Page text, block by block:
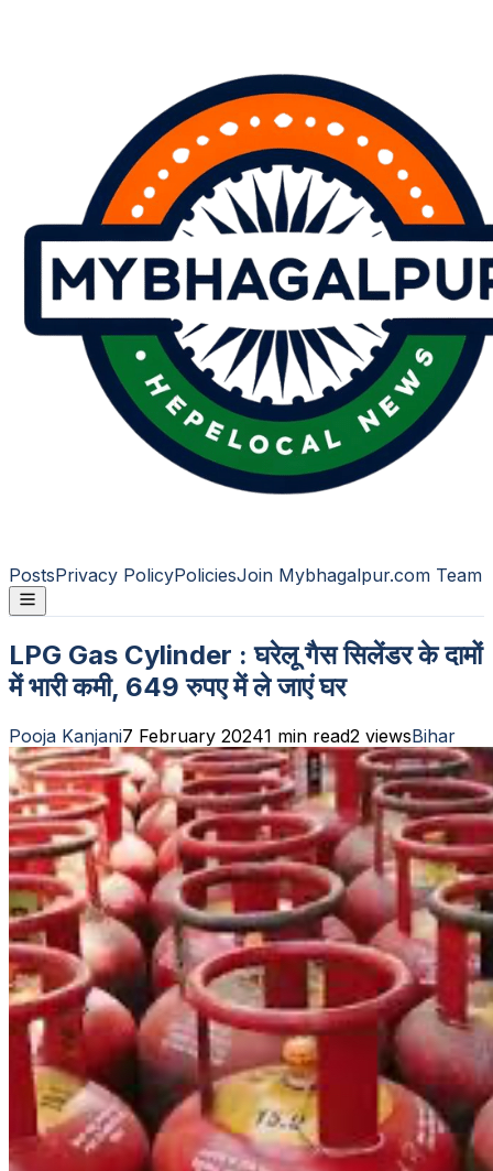
PostsPrivacy PolicyPoliciesJoin Mybhagalpur.com Team
LPG Gas Cylinder : घरेलू गैस सिलेंडर के दामों
में भारी कमी, 649 रुपए में ले जाएं घर
Pooja Kanjani7 February 20241 min read2 viewsBihar